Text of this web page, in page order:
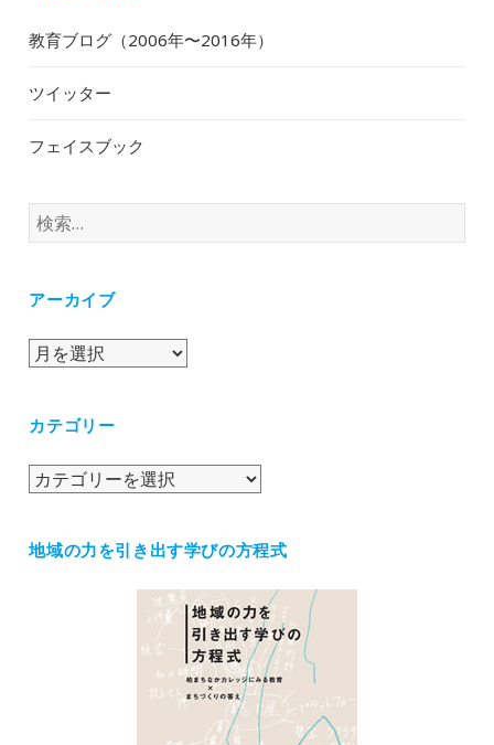
教育ブログ（2006年〜2016年）
ツイッター
フェイスブック
検
索:
アーカイブ
ア
イ
カテゴリー
カ
リ
地域の力を引き出す学びの方程式